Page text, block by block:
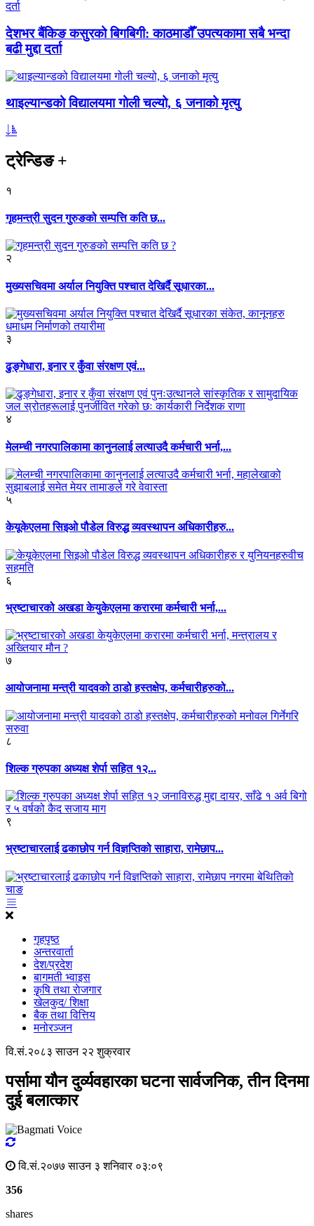
देशभर बैंकिङ कसुरको बिगबिगी: काठमाडौँ उपत्यकामा सबै भन्दा
बढी मुद्दा दर्ता
थाइल्यान्डको विद्यालयमा गोली चल्यो, ६ जनाको मृत्यु
ट्रेन्डिङ+
१
गृहमन्त्री सुदन गुरुङको सम्पत्ति कति छ...
२
मुख्यसचिवमा अर्याल नियुक्ति पश्चात देखिर्दै सूधारका...
३
ढुङ्गेधारा, इनार र कुँवा संरक्षण एवं...
४
मेलम्ची नगरपालिकामा कानुनलाई लत्याउदै कर्मचारी भर्ना,...
५
केयूकेएलमा सिइओ पौडेल विरुद्ध व्यवस्थापन अधिकारीहरु...
६
भ्रष्टाचारको अखडा केयुकेएलमा करारमा कर्मचारी भर्ना,...
७
आयोजनामा मन्त्री यादवको ठाडो हस्तक्षेप, कर्मचारीहरुको...
८
शिल्क ग्रुपका अध्यक्ष शेर्पा सहित १२...
९
भ्रष्टाचारलाई ढकाछोप गर्न विज्ञप्तिको साहारा, रामेछाप...
गृहपृष्ठ
अन्तरवार्ता
देश/प्रदेश
बागमती भ्वाइस
कृृषि तथा राेजगार
खेलकुद/ शिक्षा
बैक तथा वित्तिय
मनोरञ्जन
वि.सं.२०८३ साउन २२ शुक्रवार
पर्सामा यौन दुर्व्यवहारका घटना सार्वजनिक, तीन दिनमा
दुई बलात्कार
वि.सं.२०७७ साउन ३ शनिवार ०३:०९
356
shares